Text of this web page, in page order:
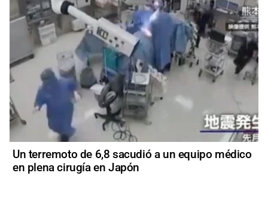
Un terremoto de 6,8 sacudió a un equipo médico
en plena cirugía en Japón